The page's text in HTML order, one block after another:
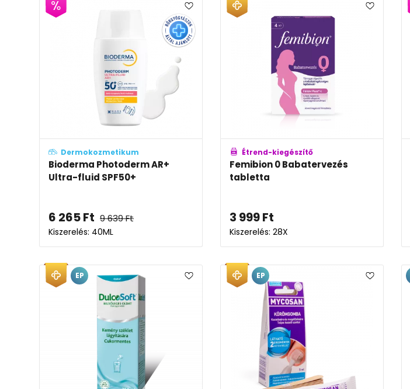
Dermokozmetikum
Bioderma Photoderm AR+
Ultra-fluid SPF50+
6 265Ft 9 639Ft
Kiszerelés: 40ML
Étrend-kiegészítő
Femibion 0 Babatervezés
tabletta
3 999Ft
Kiszerelés: 28X
EP EP